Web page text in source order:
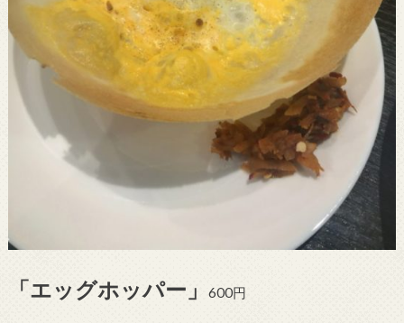
「エッグホッパー」 600円